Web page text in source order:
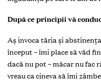
După ce principii vă
Aș invoca tăria și
început – îmi place să văd
dacă nu pot – măcar nu fac
vreau ca cineva să îmi